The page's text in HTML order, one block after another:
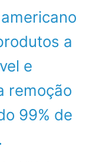
a
e
remoção
99% de